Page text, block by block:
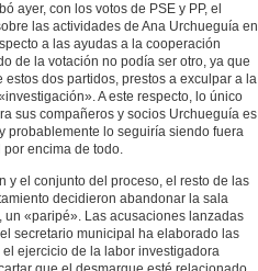
ayer, con los votos de PSE y PP, el
las actividades de Ana Urchueguía en
a las ayudas a la cooperación
de la votación no podía ser otro, ya que
dos partidos, prestos a exculpar a la
A este respecto, lo único
sus compañeros y socios Urchueguía es
probablemente lo seguiría siendo fuera
encima de todo.
y el conjunto del proceso, el resto de las
decidieron abandonar la sala
«paripé». Las acusaciones lanzadas
secretario municipal ha elaborado las
ejercicio de la labor investigadora